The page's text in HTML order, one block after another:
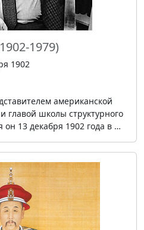
1979)
1902
американской
главой школы структурного
13 декабря 1902 года в …